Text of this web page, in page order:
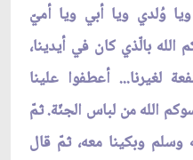
وُلدي ويا أبي ويا أميّ
الله بالّذي كان في أيدينا،
لغيرنا... أعطفوا علينا
الله من لباس الجنّة. ثمّ
وسلم وبكينا معه، ثمّ قال